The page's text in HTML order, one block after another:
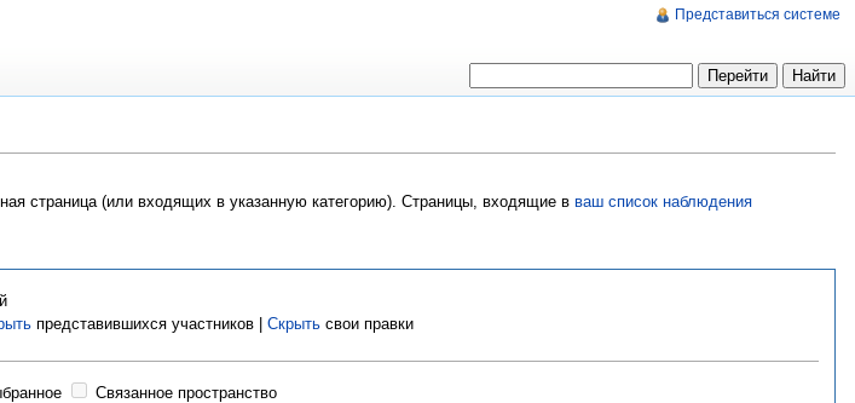
страница (или входящих в указанную категорию). Страницы, входящие в ваш список наблюдения
представившихся участников | Скрытьсвои правки
Связанное пространство
Представиться системе